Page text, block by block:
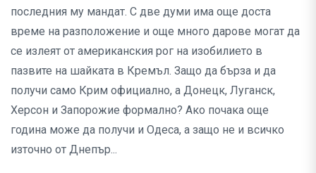
последния му мандат. С две думи има още доста
време на разположение и още много дарове могат да
се излеят от американския рог на изобилието в
пазвите на шайката в Кремъл. Защо да бърза и да
получи само Крим официално, а Донецк, Луганск,
Херсон и Запорожие формално? Ако почака още
година може да получи и Одеса, а защо не и всичко
източно от Днепър...